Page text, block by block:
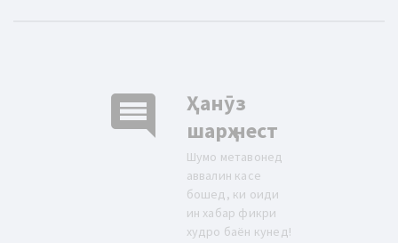
comment
Ҳанӯз
шарҳ нест
Шумо метавонед
аввалин касе
бошед, ки оиди
ин хабар фикри
худро баён кунед!